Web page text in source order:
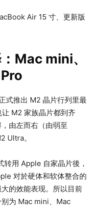
Air 15 寸、更新版
Mac mini、
式推出 M2 晶片行列里最
M2 家族晶片都到齐
由左而右（由弱至
Ultra。
用 Apple 自家晶片後，
对於硬体和软体整合的
的效能表现。所以目前
为 Mac mini、Mac